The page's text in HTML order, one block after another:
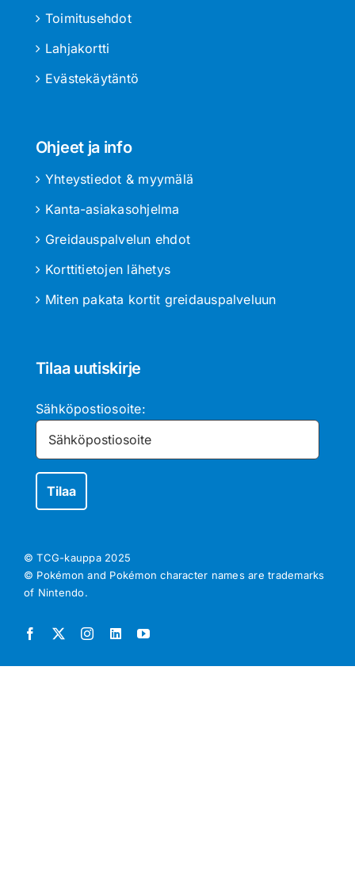
Toimitusehdot
Lahjakortti
Evästekäytäntö
Ohjeet ja info
Yhteystiedot & myymälä
Kanta-asiakasohjelma
Greidauspalvelun ehdot
Korttitietojen lähetys
Miten pakata kortit greidauspalveluun
Tilaa uutiskirje
Sähköpostiosoite:
© TCG-kauppa 2025
© Pokémon and Pokémon character names are trademarks
of Nintendo.